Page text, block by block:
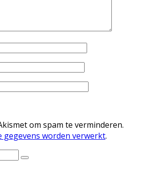
om spam te verminderen.
gegevens worden verwerkt.